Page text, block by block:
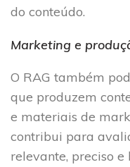
do conteúdo.
Marketing e
O RAG também
que produzem
e materiais de
contribui para
relevante, preciso